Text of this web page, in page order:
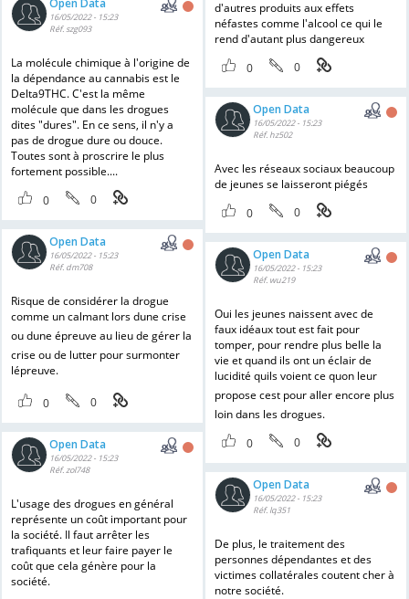
d'autres produits aux effets
néfastes comme l'alcool ce qui le
rend d'autant plus dangereux
0
0
Open Data
16/05/2022 - 15:23
Réf. szg093
La molécule chimique à l'origine de
la dépendance au cannabis est le
Delta9THC. C'est la même
molécule que dans les drogues
dites "dures". En ce sens, il n'y a
pas de drogue dure ou douce.
Toutes sont à proscrire le plus
fortement possible....
0
0
Open Data
16/05/2022 - 15:23
Réf. hz502
Avec les réseaux sociaux beaucoup
de jeunes se laisseront piégés
0
0
Open Data
16/05/2022 - 15:23
Réf. dm708
Risque de considérer la drogue
comme un calmant lors dune crise
ou dune épreuve au lieu de gérer la
crise ou de lutter pour surmonter
lépreuve.
0 0
Open Data
16/05/2022 - 15:23
Réf. wu219
Oui les jeunes naissent avec de
faux idéaux tout est fait pour
tomper, pour rendre plus belle la
vie et quand ils ont un éclair de
lucidité quils voient ce quon leur
propose cest pour aller encore plus
loin dans les drogues.
0
0
Open Data
16/05/2022 - 15:23
Réf. zol748
L'usage des drogues en général
représente un coût important pour
la société. Il faut arrêter les
trafiquants et leur faire payer le
coût que cela génère pour la
société.
Open Data
16/05/2022 - 15:23
Réf. lq351
De plus, le traitement des
personnes dépendantes et des
victimes collatérales coutent cher à
notre société.